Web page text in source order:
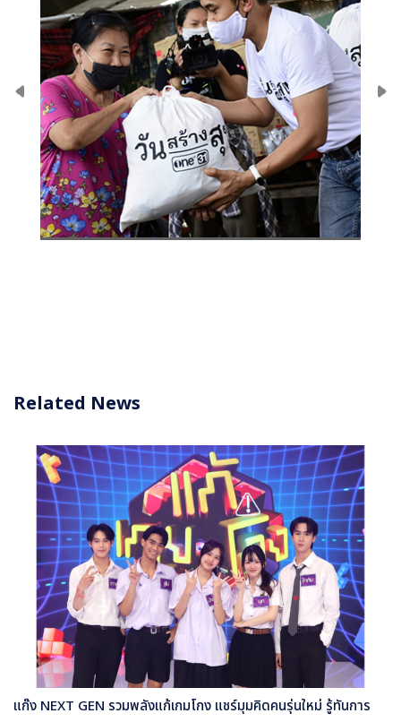
Related News
แก๊ง NEXT GEN รวมพลังแก้เกมโกง แชร์มุมคิดคนรุ่นใหม่ รู้ทันการ